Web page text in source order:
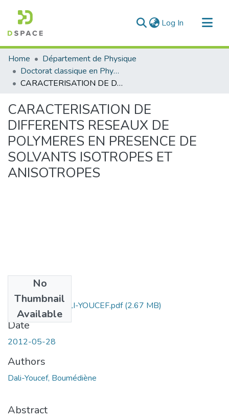
Log In (current)
Communities & Collections
All of DSpace
Statistics
Home
Département de Physique
Doctorat classique en Physique
CARACTERISATION DE DIFFERENTS RESEAUX DE POLYMERES EN PRESENCE DE SOLVANTS ISOTROPES ET ANISOTROPES
CARACTERISATION DE
DIFFERENTS RESEAUX DE
POLYMERES EN PRESENCE DE
SOLVANTS ISOTROPES ET
ANISOTROPES
No
Thumbnail
Available
Boumediene-DALI-YOUCEF.pdf(2.67 MB)
Date
2012-05-28
Authors
Dali-Youcef, Boumédiène
Abstract